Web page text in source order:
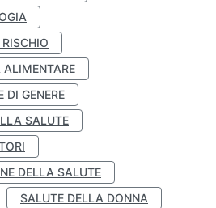
ALIMENTARE
DI GENERE
SALUTE
DELLA SALUTE
SALUTE DELLA DONNA